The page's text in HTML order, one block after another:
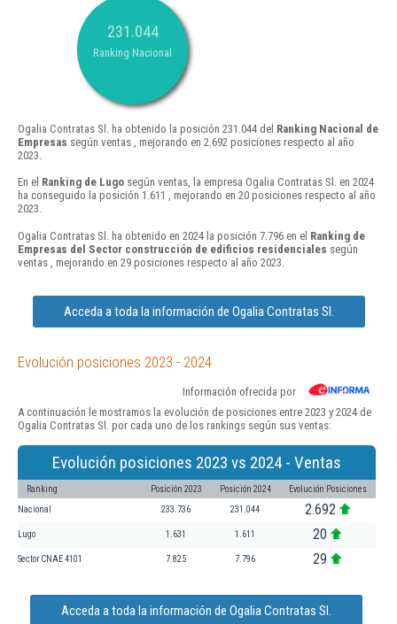
231.044
Ranking Nacional
Ogalia Contratas Sl. ha obtenido la posición 231.044 del Ranking Nacional de
Empresas según ventas , mejorando en 2.692 posiciones respecto al año
2023.
En el Ranking de Lugo según ventas, la empresa Ogalia Contratas Sl. en 2024
ha conseguido la posición 1.611 , mejorando en 20 posiciones respecto al año
2023.
Ogalia Contratas Sl. ha obtenido en 2024 la posición 7.796 en el Ranking de
Empresas del Sector construcción de edificios residenciales según
ventas , mejorando en 29 posiciones respecto al año 2023.
Acceda a toda la información de Ogalia Contratas Sl.
Evolución posiciones 2023 - 2024
Información ofrecida por
A continuación le mostramos la evolución de posiciones entre 2023 y 2024 de
Ogalia Contratas Sl. por cada uno de los rankings según sus ventas:
Evolución posiciones 2023 vs 2024 - Ventas
Ranking Posición 2023 Posición 2024 Evolución Posiciones
Nacional 233.736 231.044 2.692
Lugo 1.631 1.611 20
Sector CNAE 4101 7.825 7.796 29
Acceda a toda la información de Ogalia Contratas Sl.